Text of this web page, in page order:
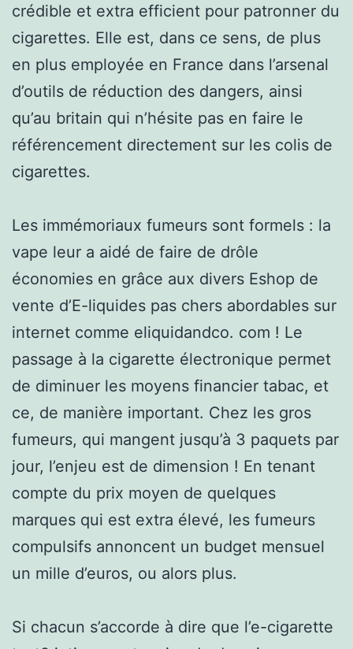
crédible et extra efficient pour patronner du
cigarettes. Elle est, dans ce sens, de plus
en plus employée en France dans l’arsenal
d’outils de réduction des dangers, ainsi
qu’au britain qui n’hésite pas en faire le
référencement directement sur les colis de
cigarettes.
Les immémoriaux fumeurs sont formels : la
vape leur a aidé de faire de drôle
économies en grâce aux divers Eshop de
vente d’E-liquides pas chers abordables sur
internet comme eliquidandco. com ! Le
passage à la cigarette électronique permet
de diminuer les moyens financier tabac, et
ce, de manière important. Chez les gros
fumeurs, qui mangent jusqu’à 3 paquets par
jour, l’enjeu est de dimension ! En tenant
compte du prix moyen de quelques
marques qui est extra élevé, les fumeurs
compulsifs annoncent un budget mensuel
un mille d’euros, ou alors plus.
Si chacun s’accorde à dire que l’e-cigarette